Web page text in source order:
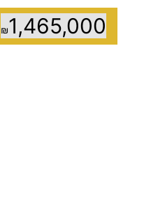
₪1,465,000